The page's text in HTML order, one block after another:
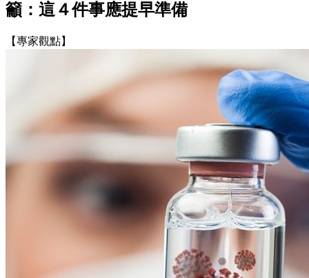
籲：這４件事應提早準備
【專家觀點】